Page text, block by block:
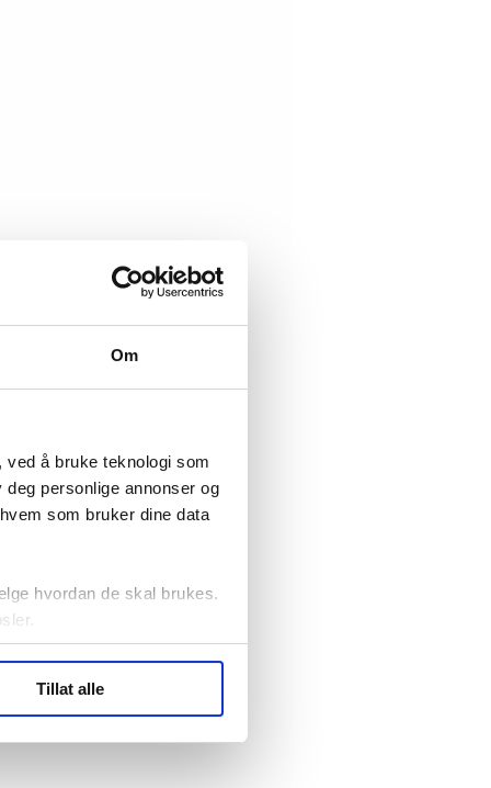
Om
å bruke teknologi som
personlige annonser og
som bruker dine data
hvordan de skal brukes.
statistikk.
Tillat alle